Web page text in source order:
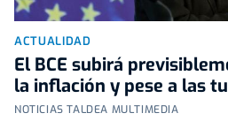
ACTUALIDAD
El BCE subirá
la inflación y pese a las
NOTICIAS TALDEA MULTIMEDIA